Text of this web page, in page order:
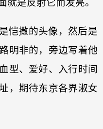
就是反射它而发亮。
恺撒的头像，然后是
明非的，旁边写着他
型、爱好、入行时间
，期待东京各界淑女